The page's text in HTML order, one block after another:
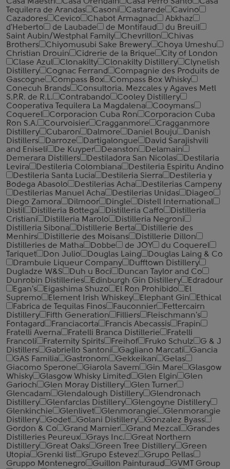
Tequilera de Arandas
Casoni Castarede
Cavino
Cazadores
Cevico Chabot Armagnac
Abkhaz
d'Heberto
de Laubade de Montifaud
du Breuil
Saint Aubin/Westphal Family
Chevrillon
Chivas
Brothers
Chiyomusubi Sake Brewery
Choya Umeshu
Christian Drouin
Cidrerie de la Brique
City of London
Clase Azul
Clonakilty Clonakilty Distillery
Clynelish
Distillery
Cognac Ferrand
Compagnie des Produits de
Gascogne
Compass Box
Compass Box Whisky
Conecuh Brands
Consultoria. Mezcales y Agaves Metl
S.P.R. de R.L.
Contrabando
Cooley Distillery
Cooperativa Tequilera La Magdalena
Cooymans
Coquerel
Corporacion Cuba Ron
Corporacion Cuba
Ron S.A.
Courvoisier Cragganmore
Cragganmore
Distillery
Cubaron Dalmore Daniel Bouju
Danish
Distillers
Darroze Dartigalongue
David Sarajishvili
and Eniseli
De Kuyper Deanston
Delamain
Demerara Distillers
Destiladora San Nicolas
Destilaria
Levira
Destileria Colombiana
Destileria Espiritu Andino
Destileria Santa Lucia
Destileria Sierra
Destileria y
Bodega Abasolo
Destilerias Acha
Destilerias Campeny
Destilerias Manuel Acha
Destilerias Unidas
Diageo
Diego Zamora
Dilmoor Dingle
Distell International
Distil
Distilleria Bottega Distilleria Caffo
Distilleria
Cristiani
Distilleria Marolo
Distilleria Negroni
Distilleria Sibona
Distillerie Berta
Distillerie des
Menhirs
Distillerie des Moisans
Distillerie Dillon
Distilleries de Matha
Dobbe de JOY
du Coquerel
Tariquet
Don Julio Douglas Laing
Douglas Laing & Co
Drambuie Liqueur Company
Dufftown Distillery
Dugladze W&S
Duh u Boci
Duncan Taylor and Co
Dunrobin Distilleries
Edinburgh Gin Distillery
Edradour
Egan's
Eigashima Shuzo El Ron Prohibido
El
Supremo
Element Irish Whiskey Elephant Gin
Ethical
Fabrica de Tequilas Finos
Fauconnier
Fettercairn
Distillery
Fifth Generation Filliers
Fleischmann's
Fontagard
Franciacorta Francis Abecassis
Frapin
Fratelli Averna
Fratelli Branca Distillerie
Fratelli
‎Francoli
Fraternity Spirits Freihof Fruko Schulz
G & J
Distillers
Gabriello Santoni Gagliano Marcati
Gancia
GAS Familia
Gastronom Gekkeikan
Gelas
Giacomo Sperone
Giarola Savem Gin Mare
Glasgow
Whisky
Glasgow Whisky Limited Glen Elgin
Glen
Garioch
Glen Moray Distillery
Glen Turner
Glencadam
Glendalough Distillery
Glendronach
Distillery
Glenfarclas Distillery
Glengoyne Distillery
Glenkinchie
Glenlivet Glenmorangie
Glenmorangie
Distillery
Godet Golani Distillery
Gonzalez Byass
Gordon & Co
Grand Marnier Grand Mezcal
Grandes
Distilleries Peureux
Grays Inc.
Great Northern
Distillery
Great Oaks Green Tree Distillery
Green
Utopia
Grenki list Grupo Estevez
Grupo Pellas
Gruppo Montenegro
Guillon Painturaud
GVMT Group